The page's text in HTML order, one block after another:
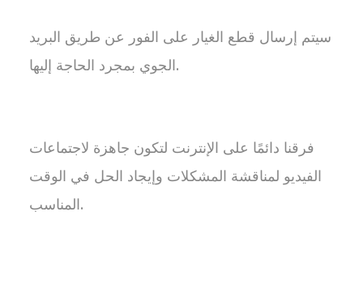
سيتم إرسال قطع الغيار على الفور عن طريق البريد
الجوي بمجرد الحاجة إليها.
فرقنا دائمًا على الإنترنت لتكون جاهزة لاجتماعات
الفيديو لمناقشة المشكلات وإيجاد الحل في الوقت
المناسب.